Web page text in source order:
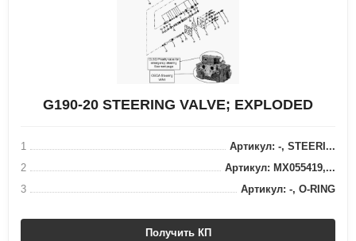
G190-20 STEERING VALVE; EXPLODED
1
Артикул: -, STEERI...
2
Артикул: MX055419,...
3
Артикул: -, O-RING
Получить КП